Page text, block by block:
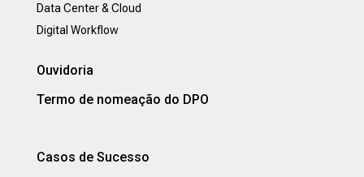
Data Center & Cloud
Digital Workflow
Ouvidoria
Termo de nomeação do DPO
Casos de Sucesso